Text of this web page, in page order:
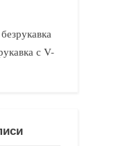
с V-